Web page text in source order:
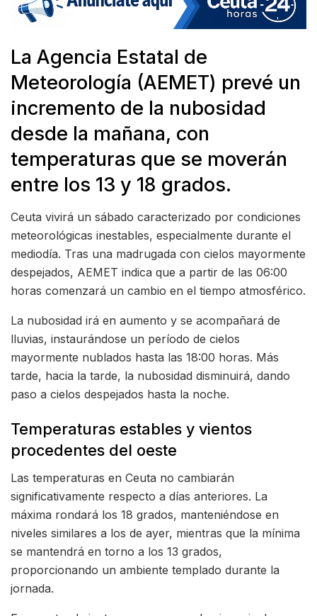
La Agencia Estatal de
Meteorología (AEMET) prevé un
incremento de la nubosidad
desde la mañana, con
temperaturas que se moverán
entre los 13 y 18 grados.
Ceuta vivirá un sábado caracterizado por condiciones
meteorológicas inestables, especialmente durante el
mediodía. Tras una madrugada con cielos mayormente
despejados, AEMET indica que a partir de las 06:00
horas comenzará un cambio en el tiempo atmosférico.
La nubosidad irá en aumento y se acompañará de
lluvias, instaurándose un período de cielos
mayormente nublados hasta las 18:00 horas. Más
tarde, hacia la tarde, la nubosidad disminuirá, dando
paso a cielos despejados hasta la noche.
Temperaturas estables y vientos
procedentes del oeste
Las temperaturas en Ceuta no cambiarán
significativamente respecto a días anteriores. La
máxima rondará los 18 grados, manteniéndose en
niveles similares a los de ayer, mientras que la mínima
se mantendrá en torno a los 13 grados,
proporcionando un ambiente templado durante la
jornada.